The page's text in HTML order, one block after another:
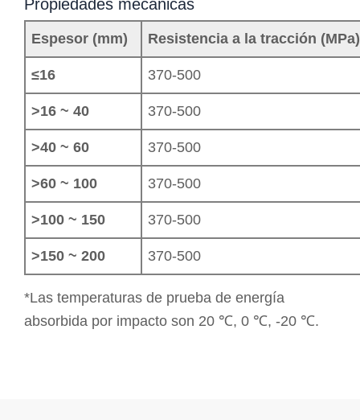
Propiedades mecánicas
Espesor (mm) Resistencia a la tracción (MPa)
≤16 370-500
>16 ~ 40 370-500
>40 ~ 60 370-500
>60 ~ 100 370-500
>100 ~ 150 370-500
>150 ~ 200 370-500
*Las temperaturas de prueba de energía
absorbida por impacto son 20 ℃, 0 ℃, -20 ℃.